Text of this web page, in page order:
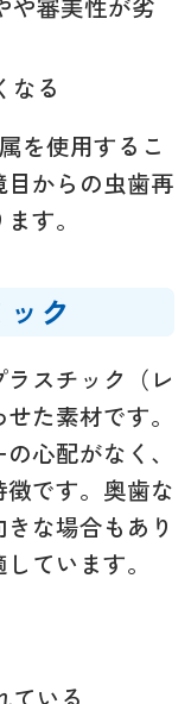
や審美性が劣
なる
を使用するこ
からの虫歯再
す。
ク
スチック（レ
た素材です。
心配がなく、
です。奥歯な
な場合もあり
ています。